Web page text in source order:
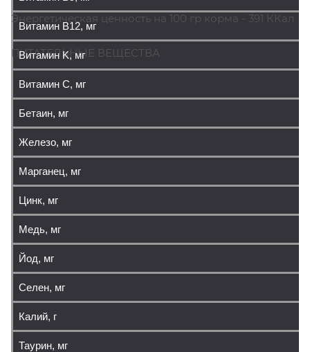
Энергетическая ценность на 100 гр корма - 391 ККал
ПИТАТЕЛЬНЫЕ ВЕЩЕСТВА
Витамин В12, мг
Витамин K, мг
Витамин C, мг
Бетаин, мг
Железо, мг
Марганец, мг
Цинк, мг
Медь, мг
Йод, мг
Селен, мг
Калий, г
Таурин, мг